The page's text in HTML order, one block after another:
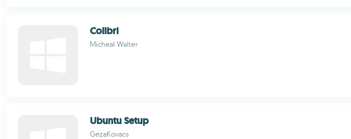
Colibri
Micheal Walter
Ubuntu Setup
GezaKovacs